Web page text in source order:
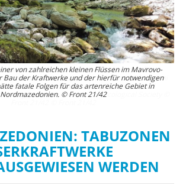
von zahlreichen kleinen Flüssen im Mavrovo-
Bau der Kraftwerke und der hierfür notwendigen
fatale Folgen für das artenreiche Gebiet in
Nordmazedonien. © Front 21/42
Theresa Schiller präsentiert den Öko-
Aleksandra Bujaroska, CEO Front 21/42, Jani
Vize-Minister für Umwelt und
Velevski, Macedonian Ecological Society ©
TABUZONEN
WERDEN